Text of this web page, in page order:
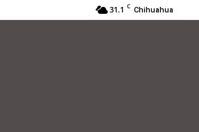
31.1 C Chihuahua